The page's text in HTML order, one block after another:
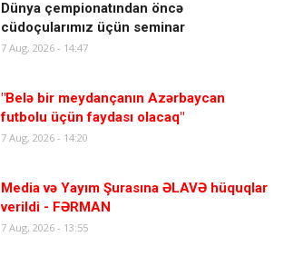
Dünya çempionatından öncə
cüdoçularımız üçün seminar
7 Aug, 2026 - 14:47
"Belə bir meydançanın Azərbaycan
futbolu üçün faydası olacaq"
7 Aug, 2026 - 14:20
Media və Yayım Şurasına ƏLAVƏ hüquqlar
verildi - FƏRMAN
7 Aug, 2026 - 13:55